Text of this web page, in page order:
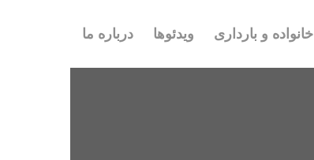
خانواده و بارداری ویدئوها درباره ما